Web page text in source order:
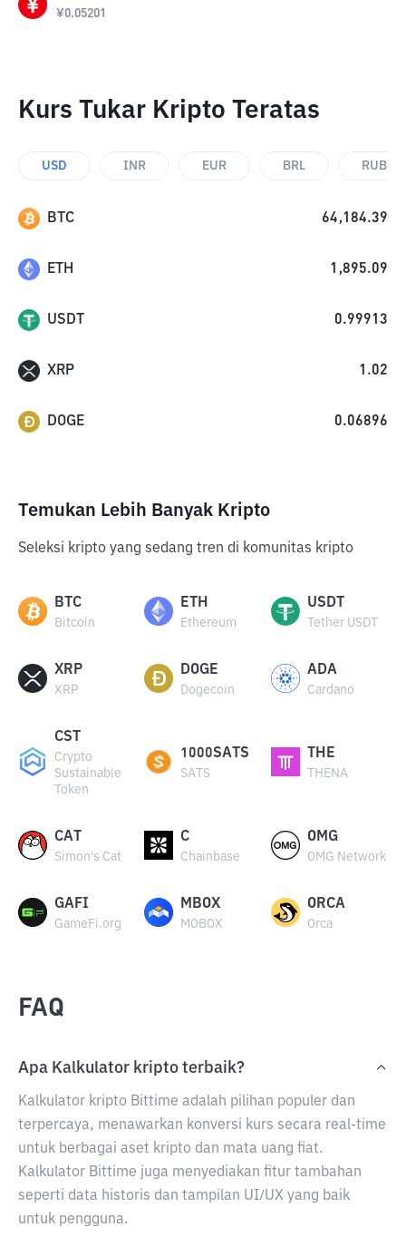
¥0.05201
Kurs Tukar Kripto Teratas
USD INR EUR BRL RUB
BTC 64,184.39
ETH 1,895.09
USDT 0.99913
XRP 1.02
DOGE 0.06896
Temukan Lebih Banyak Kripto
Seleksi kripto yang sedang tren di komunitas kripto
BTC
Bitcoin
ETH
Ethereum
USDT
Tether USDT
XRP
XRP
DOGE
Dogecoin
ADA
Cardano
CST
Crypto
Sustainable
Token
1000SATS
SATS
THE
THENA
CAT
Simon's Cat
C
Chainbase
OMG
OMG Network
GAFI
GameFi.org
MBOX
MOBOX
ORCA
Orca
FAQ
Apa Kalkulator kripto terbaik?
Kalkulator kripto Bittime adalah pilihan populer dan
terpercaya, menawarkan konversi kurs secara real-time
untuk berbagai aset kripto dan mata uang fiat.
Kalkulator Bittime juga menyediakan fitur tambahan
seperti data historis dan tampilan UI/UX yang baik
untuk pengguna.